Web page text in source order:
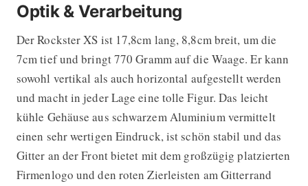
Optik & Verarbeitung
Der Rockster XS ist 17,8cm lang, 8,8cm breit, um die
7cm tief und bringt 770 Gramm auf die Waage. Er kann
sowohl vertikal als auch horizontal aufgestellt werden
und macht in jeder Lage eine tolle Figur. Das leicht
kühle Gehäuse aus schwarzem Aluminium vermittelt
einen sehr wertigen Eindruck, ist schön stabil und das
Gitter an der Front bietet mit dem großzügig platzierten
Firmenlogo und den roten Zierleisten am Gitterrand